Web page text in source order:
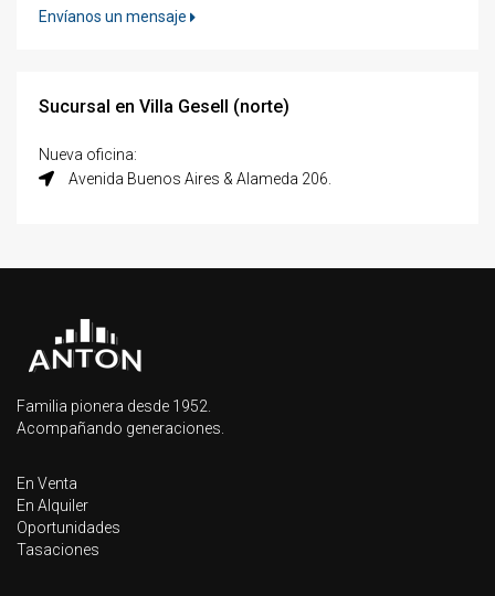
Envíanos un mensaje
Sucursal en Villa Gesell (norte)
Nueva oficina:
Avenida Buenos Aires & Alameda 206.
Familia pionera desde 1952.
Acompañando generaciones.
En Venta
En Alquiler
Oportunidades
Tasaciones